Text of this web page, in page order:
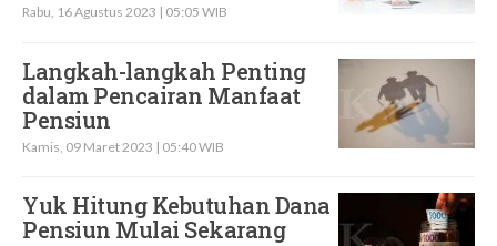
Rabu, 16 Agustus 2023 | 05:05 WIB
Langkah-langkah Penting
dalam Pencairan Manfaat
Pensiun
Kamis, 09 Maret 2023 | 05:40 WIB
Yuk Hitung Kebutuhan Dana
Pensiun Mulai Sekarang